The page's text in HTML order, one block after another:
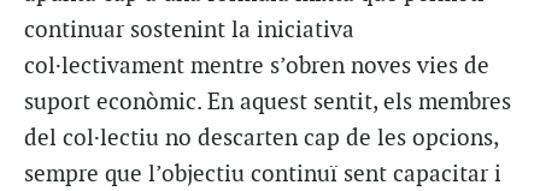
continuar sostenint la iniciativa
col·lectivament mentre s’obren noves vies de
suport econòmic. En aquest sentit, els membres
del col·lectiu no descarten cap de les opcions,
sempre que l’objectiu continuï sent capacitar i